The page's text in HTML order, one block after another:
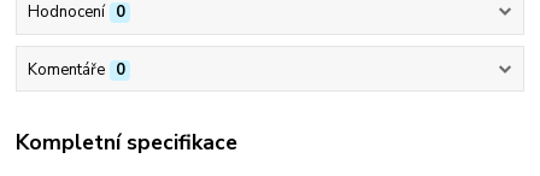
Hodnocení 0
Komentáře 0
Kompletní specifikace